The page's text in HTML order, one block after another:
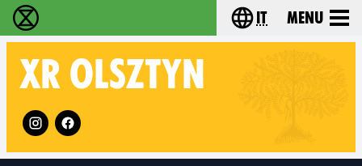
Extinction Rebellion - Home Choose your
it Menu
XR OLSZTYN
Follow XR Olsztyn on